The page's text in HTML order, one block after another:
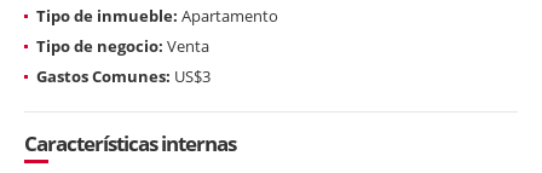
Tipo de inmueble: Apartamento
Tipo de negocio: Venta
Gastos Comunes: US$3
Características internas